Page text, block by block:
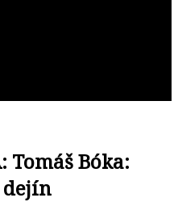
Tomáš Bóka:
dejín